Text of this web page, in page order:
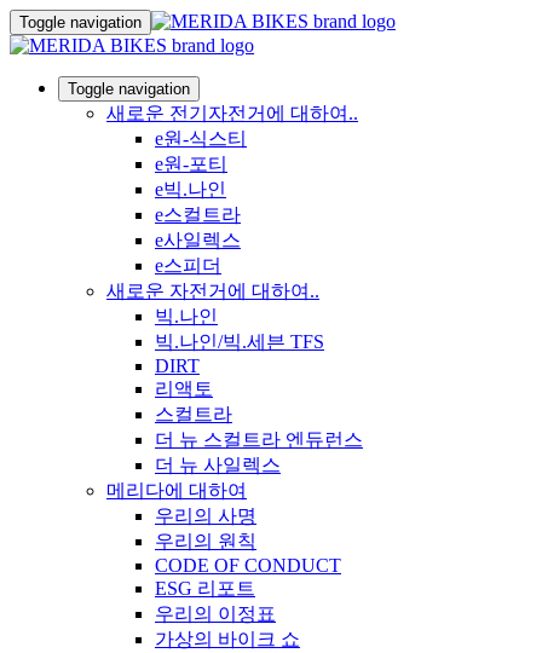
Toggle navigation
Toggle navigation
새로운 전기자전거에 대하여..
e원-식스티
e원-포티
e빅.나인
e스컬트라
e사일렉스
e스피더
새로운 자전거에 대하여..
빅.나인
빅.나인/빅.세븐 TFS
DIRT
리액토
스컬트라
더 뉴 스컬트라 엔듀런스
더 뉴 사일렉스
메리다에 대하여
우리의 사명
우리의 원칙
CODE OF CONDUCT
ESG 리포트
우리의 이정표
가상의 바이크 쇼